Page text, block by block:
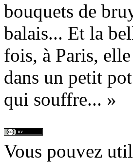
bouquets de
balais... Et la
fois, à Paris,
dans un petit
qui souffre... »
Vous pouvez